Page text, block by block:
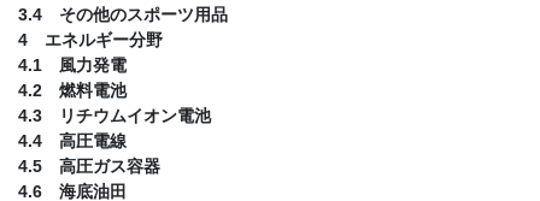
3.4 その他のスポーツ用品
4 エネルギー分野
4.1 風力発電
4.2 燃料電池
4.3 リチウムイオン電池
4.4 高圧電線
4.5 高圧ガス容器
4.6 海底油田